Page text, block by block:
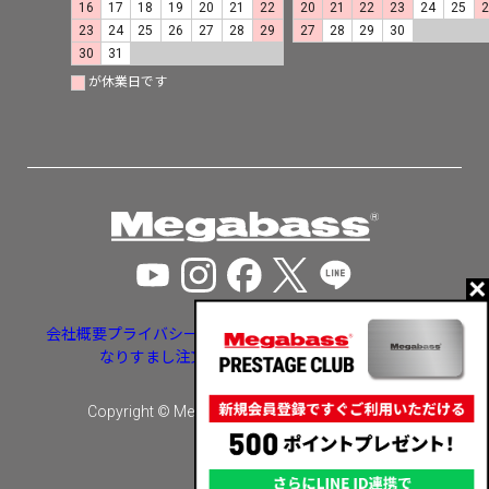
16
17 18 19 20 21
22
23
24 25 26 27 28
29
30
31
20
21 22 23 24 25
27
28 29 30
が休業日です
会社概要プライバシーポリシー特定商取引法に基づく表示
なりすまし注文・いたずら注文等への対応
Copyright © Megabass inc. All rights reserved.